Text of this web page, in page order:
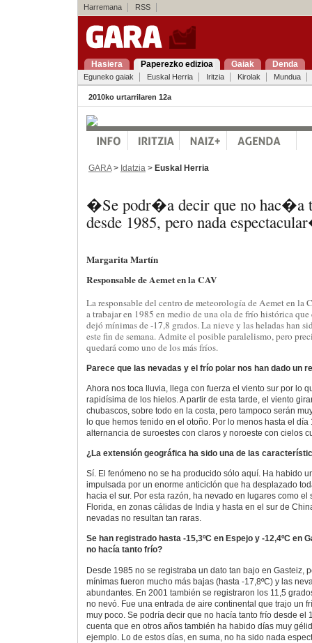
Harremana RSS
Hasiera Paperezko edizioa Gaiak Denda
Eguneko gaiak Euskal Herria Iritzia Kirolak Mundua
2010ko urtarrilaren 12a
GARA> Idatzia > Euskal Herria
�Se podr�a decir que no
desde 1985, pero nada
Margarita Martín
Responsable de Aemet en la CAV
La responsable del centro de meteorología de Aemet en la
a trabajar en 1985 en medio de una ola de frío histórica
dejó mínimas de -17,8 grados. La nieve y las heladas han
este fin de semana. Admite el posible paralelismo, pero
quedará como uno de los más fríos.
Parece que las nevadas y el frío polar nos han dado un
Ahora nos toca lluvia, llega con fuerza el viento sur por lo
rapidísima de los hielos. A partir de esta tarde, el viento
chubascos, sobre todo en la costa, pero tampoco serán
lo que hemos tenido en el otoño. Por lo menos hasta el día
alternancia de suroestes con claros y noroeste con cielos
¿La extensión geográfica ha sido una de las
Sí. El fenómeno no se ha producido sólo aquí. Ha habido
impulsada por un enorme anticiclón que ha desplazado
hacia el sur. Por esta razón, ha nevado en lugares como
Florida, en zonas cálidas de India y hasta en el sur de
nevadas no resultan tan raras.
Se han registrado hasta -15,3ºC en Espejo y -12,4ºC en
no hacía tanto frío?
Desde 1985 no se registraba un dato tan bajo en Gasteiz,
mínimas fueron mucho más bajas (hasta -17,8ºC) y las
abundantes. En 2001 también se registraron los 11,5
no nevó. Fue una entrada de aire continental que trajo un
muy poco. Se podría decir que no hacía tanto frío desde el
cuenta que en otros años también ha habido días muy
ejemplo. Lo de estos días, en suma, no ha sido nada